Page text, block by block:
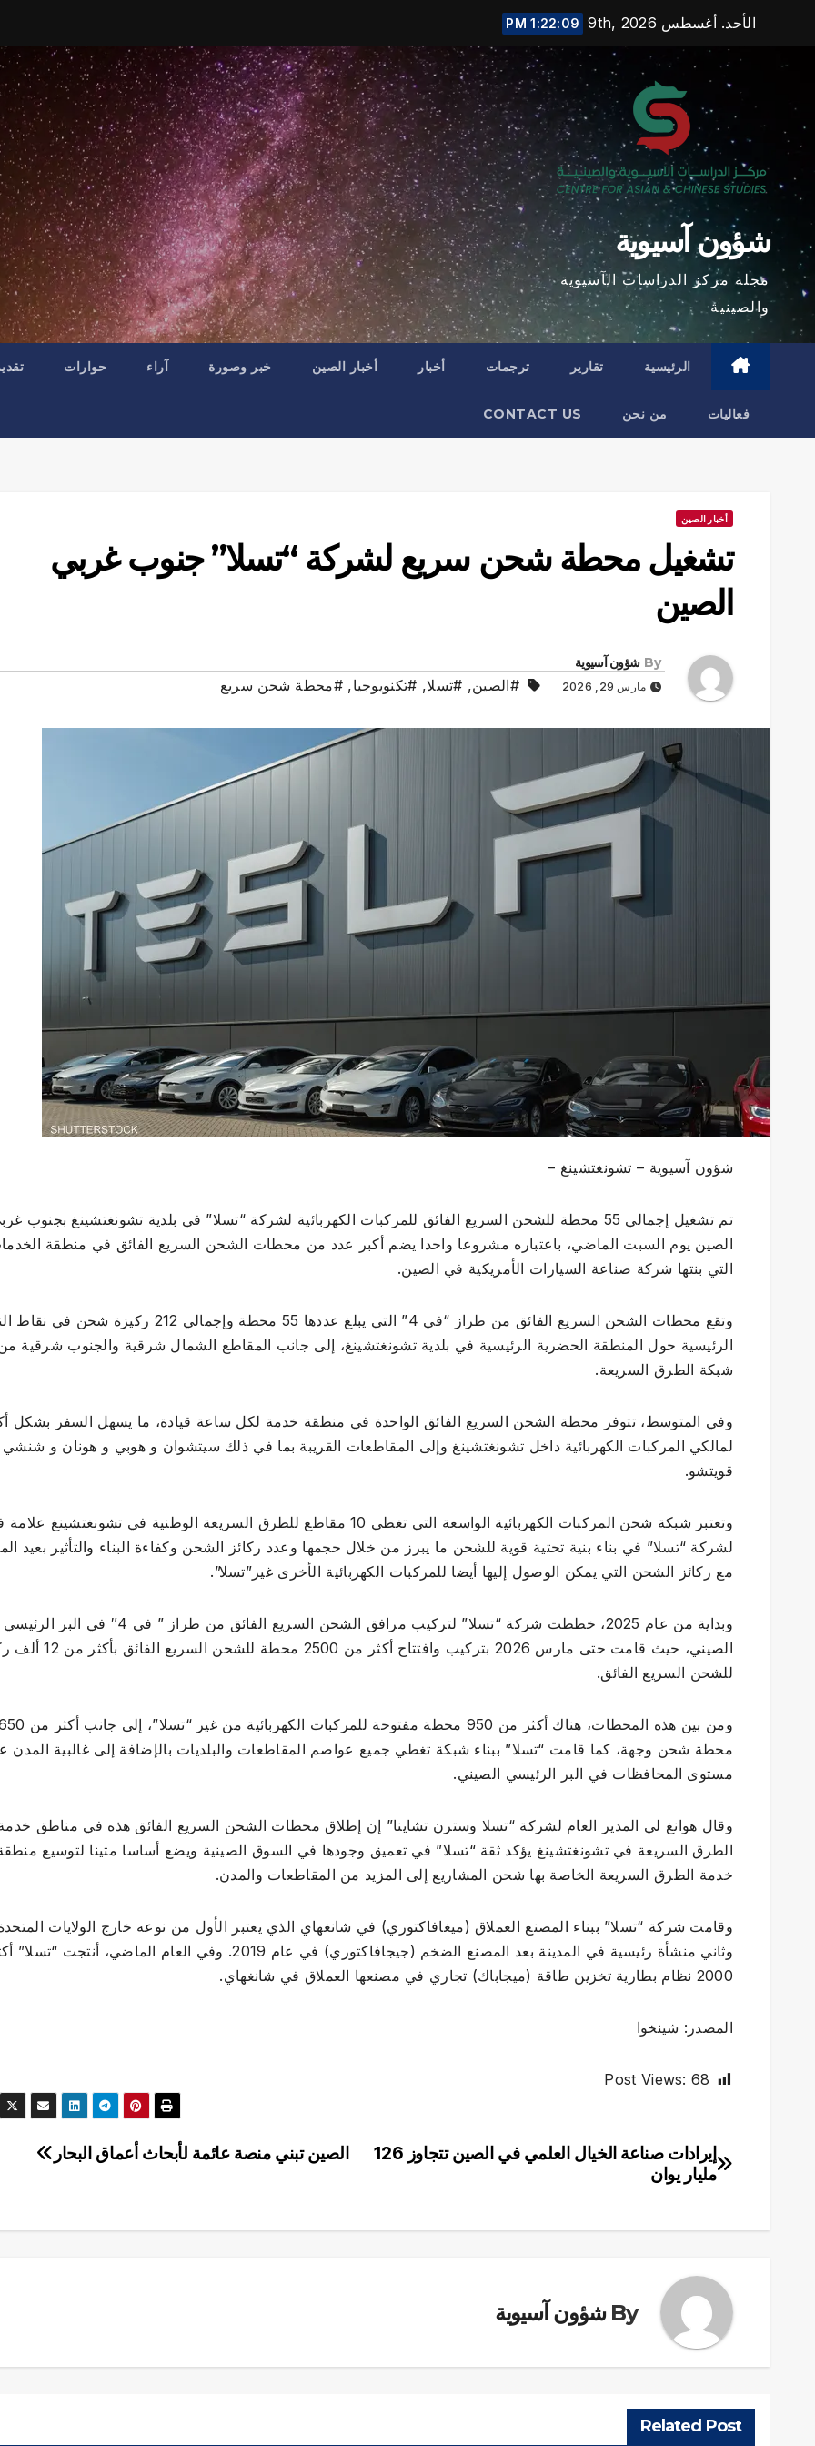
content
الأحد. أغسطس 9th, 2026 1:22:10 PM
شؤون آسيوية
مجلة مركز الدراسات الآسيوية
والصينية
الرئيسية تقارير ترجمات أخبار أخبار الصين خبر وصورة آراء حوارات
فعاليات من نحن CONTACT US
أخبار الصين
تشغيل محطة شحن سريع لشركة “تسلا” جنوب غربي
الصين
By شؤون آسيوية
مارس 29, 2026 #الصين, #تسلا, #تكنويوجيا,#محطة شحن سريع
شؤون آسيوية – تشونغتشينغ –
تم تشغيل إجمالي 55 محطة للشحن السريع الفائق للمركبات الكهربائية لشركة “تسلا” في بلدية تشونغتشينغ بجنوب
الصين يوم السبت الماضي، باعتباره مشروعا واحدا يضم أكبر عدد من محطات الشحن السريع الفائق في منطقة
التي بنتها شركة صناعة السيارات الأمريكية في الصين.
وتقع محطات الشحن السريع الفائق من طراز “في 4” التي يبلغ عددها 55 محطة وإجمالي 212 ركيزة
الرئيسية حول المنطقة الحضرية الرئيسية في بلدية تشونغتشينغ، إلى جانب المقاطع الشمال شرقية والجنوب شرقية
شبكة الطرق السريعة.
وفي المتوسط، تتوفر محطة الشحن السريع الفائق الواحدة في منطقة خدمة لكل ساعة قيادة، ما يسهل السفر بشكل
لمالكي المركبات الكهربائية داخل تشونغتشينغ وإلى المقاطعات القريبة بما في ذلك سيتشوان و هوبي و هونان و
قويتشو.
وتعتبر شبكة شحن المركبات الكهربائية الواسعة التي تغطي 10 مقاطع للطرق السريعة الوطنية في تشونغتشينغ
لشركة “تسلا” في بناء بنية تحتية قوية للشحن ما يبرز من خلال حجمها وعدد ركائز الشحن وكفاءة البناء والتأثير بعيد
مع ركائز الشحن التي يمكن الوصول إليها أيضا للمركبات الكهربائية الأخرى غير”تسلا”.
وبداية من عام 2025، خططت شركة “تسلا” لتركيب مرافق الشحن السريع الفائق من طراز ” في 4″ في البر الرئيسي
الصيني، حيث قامت حتى مارس 2026 بتركيب وافتتاح أكثر من 2500
للشحن السريع الفائق.
ومن بين هذه المحطات، هناك أكثر من 950 محطة مفتوحة للمركبات الكهربائية من غير “تسلا”،
محطة شحن وجهة، كما قامت “تسلا” ببناء شبكة تغطي جميع عواصم المقاطعات والبلديات بالإضافة إلى غالبية المدن
مستوى المحافظات في البر الرئيسي الصيني.
وقال هوانغ لي المدير العام لشركة “تسلا وسترن تشاينا” إن إطلاق محطات الشحن السريع الفائق هذه في مناطق
الطرق السريعة في تشونغتشينغ يؤكد ثقة “تسلا” في تعميق وجودها في السوق الصينية ويضع أساسا متينا لتوسيع
خدمة الطرق السريعة الخاصة بها شحن المشاريع إلى المزيد من المقاطعات والمدن.
وقامت شركة “تسلا” ببناء المصنع العملاق (ميغافاكتوري) في شانغهاي الذي يعتبر الأول من نوعه خارج الولايات
وثاني منشأة رئيسية في المدينة بعد المصنع الضخم (جيجافاكتوري) في عام 2019. وفي العام الماضي،
2000 نظام بطارية تخزين طاقة (ميجاباك) تجاري في مصنعها العملاق في شانغهاي.
المصدر: شينخوا
Post Views: 68
تصفّح
الصين تبني منصة عائمة لأبحاث أعماق البحار
إيرادات صناعة الخيال العلمي في الصين تتجاوز 126
مليار يوان
By شؤون آسيوية
Related Post